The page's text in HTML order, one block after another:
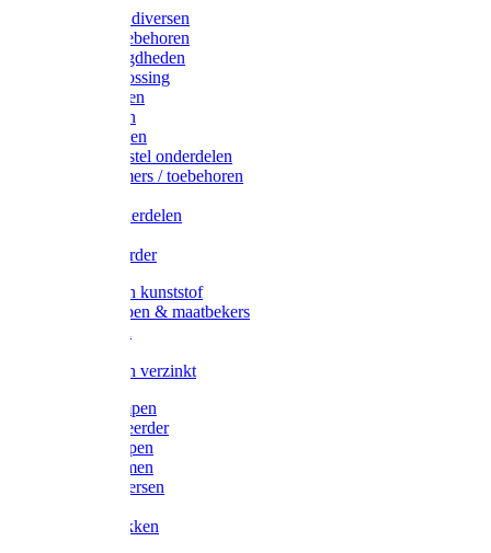
Koe / Stier diversen
Melkers toebehoren
Stalbenodigdheden
Kalververlossing
Stierenringen
Onthoornen
Kalverflessen
Koerugborstel onderdelen
Kalveremmers / toebehoren
Koelift onderdelen
Uieronthaarder
Voerbakken kunststof
Voerscheppen & maatbekers
Voerbakken verzinkt
Warmtelampen
Staartcoupeerder
Biggenkappen
Neuskrammen
Varken diversen
Varkensbakken